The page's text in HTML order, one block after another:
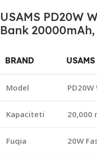
USAMS PD20W
Bank
BRAND USAMS
Model
Kapaciteti 20,000
Fuqia 20W